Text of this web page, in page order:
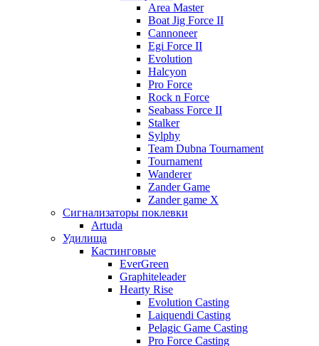
Area Master
Boat Jig Force II
Cannoneer
Egi Force II
Evolution
Halcyon
Pro Force
Rock n Force
Seabass Force II
Stalker
Sylphy
Team Dubna Tournament
Tournament
Wanderer
Zander Game
Zander game X
Сигнализаторы поклевки
Artuda
Удилища
Кастинговые
EverGreen
Graphiteleader
Hearty Rise
Evolution Casting
Laiquendi Casting
Pelagic Game Casting
Pro Force Casting